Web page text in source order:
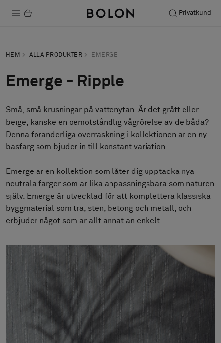
Privatkund
Hållbarhet
Installation
Underhåll
Designsamarbeten
FAQ
Om oss
Pattern Tile Tool
HEM ALLA PRODUKTER EMERGE
Emerge - Ripple
Små, små krusningar på vattenytan. Är det grått eller
beige, kanske en oemotståndlig vågrörelse av de båda?
Denna föränderliga överraskning i kollektionen är en ny
basfärg som bjuder in till konstant variation.
Emerge är en kollektion som låter dig upptäcka nya
neutrala färger som är lika anpassningsbara som naturen
själv. Emerge är utvecklad för att komplettera klassiska
byggmaterial som trä, sten, betong och metall, och
erbjuder något som är allt annat än enkelt.